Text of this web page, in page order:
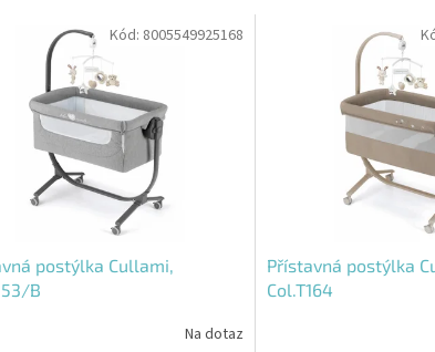
postýlka Cullami,
B
Na dotaz
Kód: 8005549925168
Přístavná postýlka
Col.T164